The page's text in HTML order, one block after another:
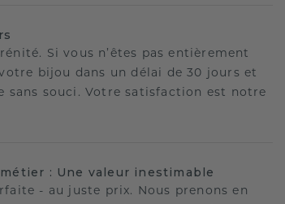
Si vous n’êtes pas entièrement
bijou dans un délai de 30 jours et
sans souci. Votre satisfaction est notre
: Une valeur inestimable
- au juste prix. Nous prenons en